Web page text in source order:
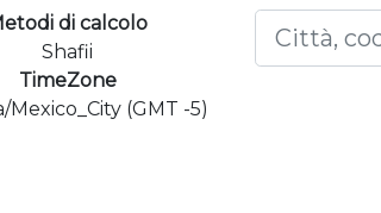
di calcolo
Shafii
TimeZone
Mexico_City (GMT -5)